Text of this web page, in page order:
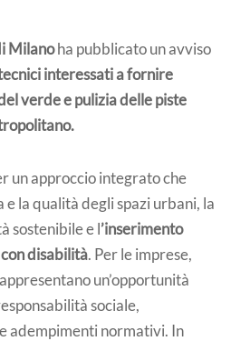
Milanoha pubblicato un avviso
interessati a fornire
verde e pulizia delle piste
un approccio integrato che
la qualità degli spazi urbani, la
sostenibile e l’inserimento
disabilità. Per le imprese,
un’opportunità
sociale,
adempimenti normativi. In